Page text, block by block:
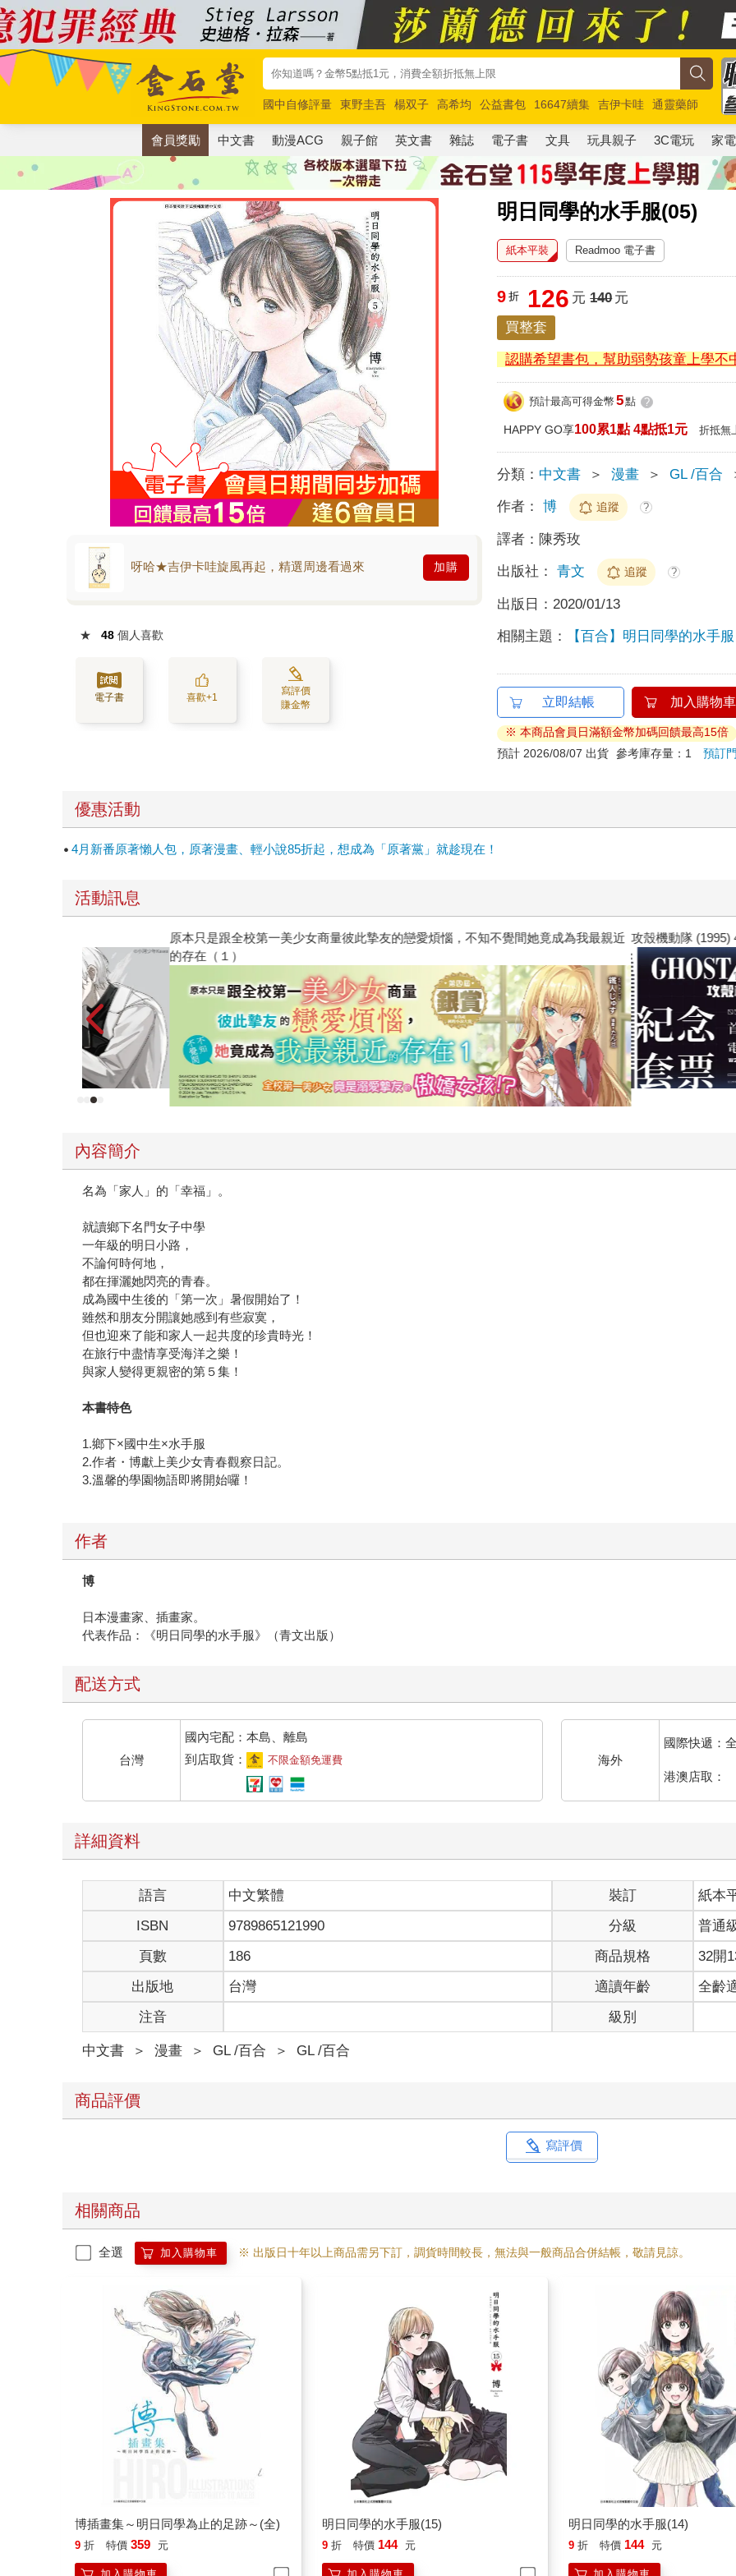
國中自修評量 東野圭吾 楊双子 高希均 公益書包 16647續集 吉伊卡哇
通靈藥師
唯紅花綻放
奧德賽 路邊攤新作 馬斯克 玩具總動員5 超慢跑
會員獎勵 中文書 動漫ACG 親子館 英文書 雜誌 電子書 文具 玩具親子 3C電玩 家電
明日同學的水手服(05)
呀哈★吉伊卡哇旋風再起，精選周邊看過來 加購
★ 48 個人喜歡
電子書 喜歡+1
寫評價
賺金幣
紙本平裝 Readmoo 電子書
9 折 126 元 140元
買整套
認購希望書包，幫助弱勢孩童上學不
預計最高可得金幣 5點 ?
HAPPY GO享100累1點 4點抵1元 折抵無
分類： 中文書 ＞ 漫畫 ＞ GL /百合
作者： 博 追蹤 ?
譯者： 陳秀玫
出版社： 青文 追蹤 ?
出版日： 2020/01/13
相關主題： 【百合】明日同學的水手服
立即結帳 加入購物車
※ 本商品會員日滿額金幣加碼回饋最高15倍
預計 2026/08/07 出貨 參考庫存量：1預訂
優惠活動
4月新番原著懶人包，原著漫畫、輕小說85折起，想成為「原著黨」就趁現在！
活動訊息
原本只是跟全校第一美少女商量彼此摯友的戀愛煩惱，不知不覺間她竟成為我最親近
的存在（１）
攻殼機動隊 (1995) 4K數位修復版
內容簡介
名為「家人」的「幸福」。
就讀鄉下名門女子中學
一年級的明日小路，
不論何時何地，
都在揮灑她閃亮的青春。
成為國中生後的「第一次」暑假開始了！
雖然和朋友分開讓她感到有些寂寞，
但也迎來了能和家人一起共度的珍貴時光！
在旅行中盡情享受海洋之樂！
與家人變得更親密的第５集！
本書特色
1.鄉下×國中生×水手服
2.作者・博獻上美少女青春觀察日記。
3.溫馨的學園物語即將開始囉！
作者
博
日本漫畫家、插畫家。
代表作品：《明日同學的水手服》（青文出版）
配送方式
台灣
國內宅配：本島、離島
到店取貨：
不限金額免運費 海外
國際快遞：
港澳店取：
詳細資料
語言 中文繁體 裝訂
紙本
ISBN
9789865121990 分級
普通
頁數
186 商品規格
32開
出版地
台灣 適讀年齡
全齡
注音
級別
中文書 ＞ 漫畫 ＞ GL /百合 ＞ GL /百合
商品評價
寫評價
相關商品
全選 加入購物車 ※ 出版日十年以上商品需另下訂，調貨時間較長，無法與一般商品合併結帳，敬請見諒。
博插畫集～明日同學為止的足跡～(全)
9 折 特價 359 元
明日同學的水手服(15)
9 折 特價 144 元
明日同學的水手服(14)
9 折 特價 144 元